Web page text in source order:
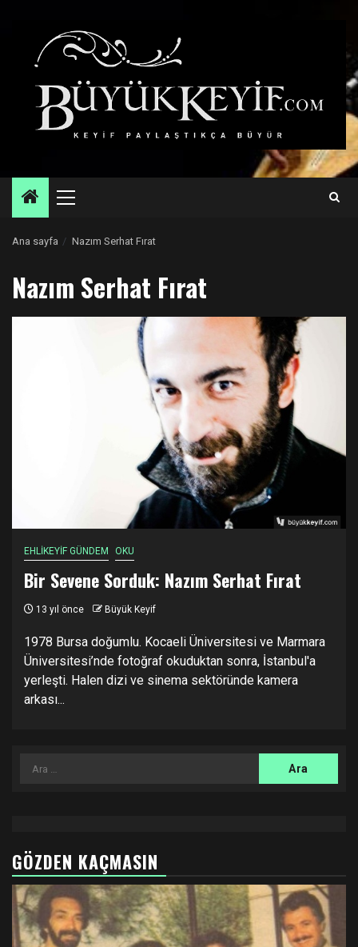
Primary
Ana sayfa Nazım Serhat Fırat
Nazım Serhat Fırat
EHLİKEYİF GÜNDEM OKU
Bir Sevene Sorduk: Nazım Serhat Fırat
13 yıl önce Büyük Keyif
1978 Bursa doğumlu. Kocaeli Üniversitesi ve Marmara
Üniversitesi’nde fotoğraf okuduktan sonra, İstanbul'a
yerleşti. Halen dizi ve sinema sektöründe kamera
arkası...
Arama:
GÖZDEN KAÇMASIN